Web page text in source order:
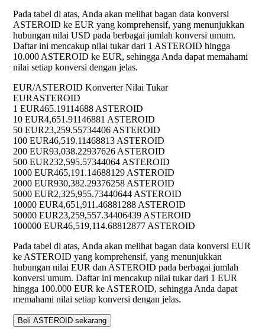
Pada tabel di atas, Anda akan melihat bagan data konversi
ASTEROID ke EUR yang komprehensif, yang menunjukkan
hubungan nilai USD pada berbagai jumlah konversi umum.
Daftar ini mencakup nilai tukar dari 1 ASTEROID hingga
10.000 ASTEROID ke EUR, sehingga Anda dapat memahami
nilai setiap konversi dengan jelas.
EUR/ASTEROID Konverter Nilai Tukar
EURASTEROID
1 EUR465.19114688 ASTEROID
10 EUR4,651.91146881 ASTEROID
50 EUR23,259.55734406 ASTEROID
100 EUR46,519.11468813 ASTEROID
200 EUR93,038.22937626 ASTEROID
500 EUR232,595.57344064 ASTEROID
1000 EUR465,191.14688129 ASTEROID
2000 EUR930,382.29376258 ASTEROID
5000 EUR2,325,955.73440644 ASTEROID
10000 EUR4,651,911.46881288 ASTEROID
50000 EUR23,259,557.34406439 ASTEROID
100000 EUR46,519,114.68812877 ASTEROID
Pada tabel di atas, Anda akan melihat bagan data konversi EUR
ke ASTEROID yang komprehensif, yang menunjukkan
hubungan nilai EUR dan ASTEROID pada berbagai jumlah
konversi umum. Daftar ini mencakup nilai tukar dari 1 EUR
hingga 100.000 EUR ke ASTEROID, sehingga Anda dapat
memahami nilai setiap konversi dengan jelas.
Beli ASTEROID sekarang